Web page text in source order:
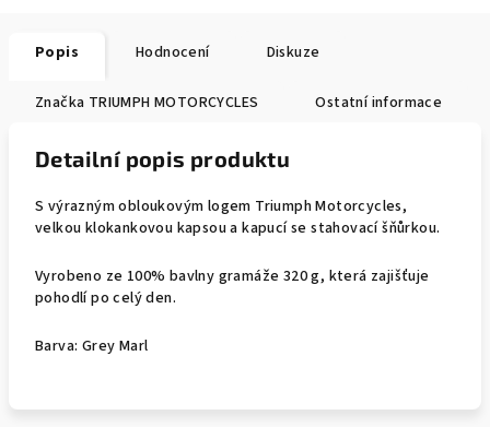
Popis Hodnocení Diskuze
Značka TRIUMPH MOTORCYCLES Ostatní informace
Detailní popis produktu
S výrazným obloukovým logem Triumph Motorcycles,
velkou klokankovou kapsou a kapucí se stahovací šňůrkou.
Vyrobeno ze 100% bavlny gramáže 320 g, která zajišťuje
pohodlí po celý den.
Barva: Grey Marl